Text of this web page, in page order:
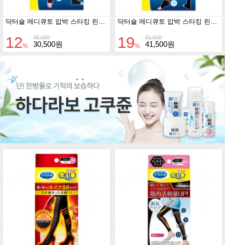
닥터숄 메디큐토 압박 스타킹 린파케어 혈핼개선 롱형(가정용)
35,000
12% 30,500원
닥터숄 메디큐토 압박 스타킹 린파케어 혈핼개선 스패츠 (가정용)
51,500
19% 41,500원